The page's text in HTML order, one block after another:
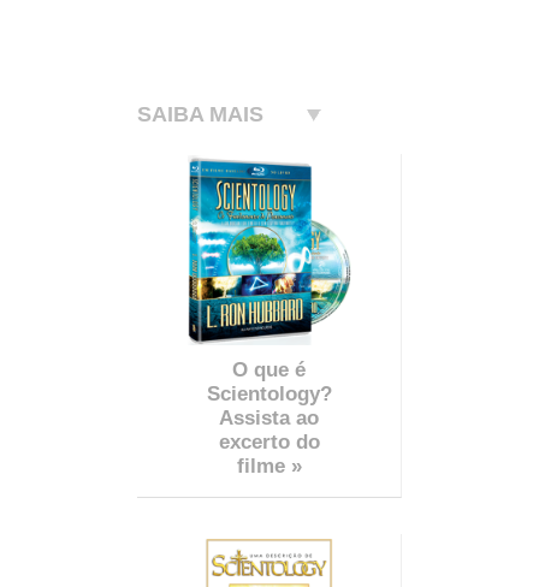
SAIBA MAIS
O que é
Scientology?
Assista ao
excerto do
filme »